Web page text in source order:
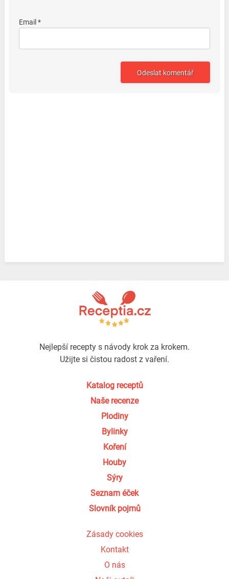
Email *
Nejlepší recepty s návody krok za krokem.
Užijte si čistou radost z vaření.
Katalog receptů
Naše recenze
Plodiny
Bylinky
Koření
Houby
Sýry
Seznam éček
Slovník pojmů
Zásady cookies
Kontakt
O nás